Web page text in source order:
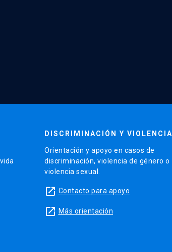
DISCRIMINACIÓN Y VIOLENCIA
Orientación y apoyo en casos de
discriminación, violencia de género o
violencia sexual.
launch Contacto para apoyo
launch Más orientación